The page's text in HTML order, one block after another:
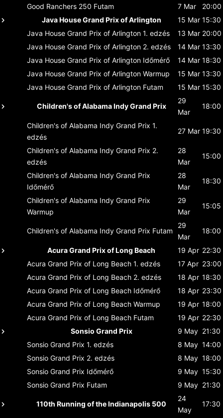
Good Ranchers 250 Futam 7 Mar
20:00
Java House Grand Prix of Arlington
15 Mar 15:30
Java House Grand Prix of Arlington 1. edzés 13 Mar 20:00
Java House Grand Prix of Arlington 2. edzés 14 Mar 13:30
Java House Grand Prix of Arlington Időmérő 14 Mar 18:30
Java House Grand Prix of Arlington Warmup 15 Mar 13:30
Java House Grand Prix of Arlington Futam 15 Mar 15:30
Children's of Alabama Indy Grand Prix
29
Mar
18:00
Children's of Alabama Indy Grand Prix 1.
edzés
27 Mar 19:30
Children's of Alabama Indy Grand Prix 2.
edzés
28
Mar
15:00
Children's of Alabama Indy Grand Prix
Időmérő
28
Mar
18:30
Children's of Alabama Indy Grand Prix
Warmup
29
Mar
15:05
Children's of Alabama Indy Grand Prix Futam
29
Mar
18:00
Acura Grand Prix of Long Beach 19 Apr 22:30
Acura Grand Prix of Long Beach 1. edzés 17 Apr 23:00
Acura Grand Prix of Long Beach 2. edzés 18 Apr 18:30
Acura Grand Prix of Long Beach Időmérő 18 Apr 23:30
Acura Grand Prix of Long Beach Warmup 19 Apr 18:00
Acura Grand Prix of Long Beach Futam 19 Apr 22:30
Sonsio Grand Prix
9 May 21:30
Sonsio Grand Prix 1. edzés 8 May 14:00
Sonsio Grand Prix 2. edzés 8 May 18:00
Sonsio Grand Prix Időmérő 9 May 15:30
Sonsio Grand Prix Futam 9 May 21:30
110th Running of the Indianapolis 500
24
May
17:30